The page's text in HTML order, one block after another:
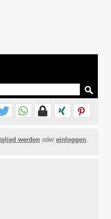
werden oder einloggen.